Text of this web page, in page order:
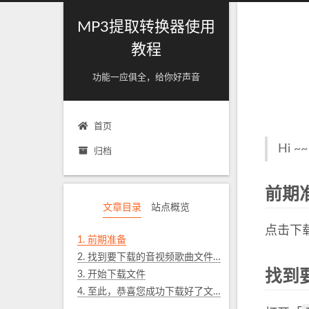
MP3提取转换器使用
教程
功能一应俱全，给你好声音
首页
归档 Hi
前期
点击下
找到
文章目录 站点概览
1. 前期准备
2. 找到要下载的音视频歌曲文件记录
3. 开始下载文件
4. 至此，恭喜您成功下载好了文件 ^_^